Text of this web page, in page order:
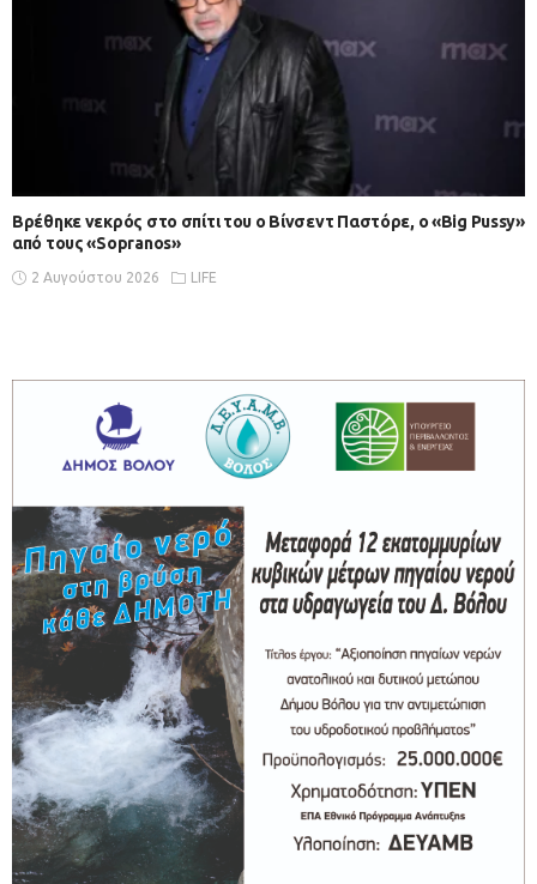
Βρέθηκε νεκρός στο σπίτι του ο Βίνσεντ Παστόρε, ο «Big Pussy»
από τους «Sopranos»
2 Αυγούστου 2026 LIFE